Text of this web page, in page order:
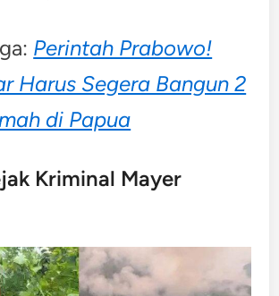
Perintah Prabowo!
Harus Segera Bangun 2
di Papua
Kriminal Mayer